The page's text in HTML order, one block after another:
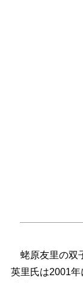
蛯原友里の双
英里氏は2001